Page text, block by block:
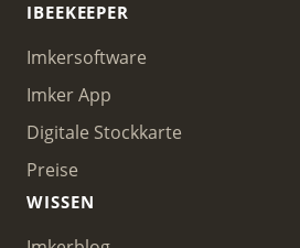
IBEEKEEPER
Imkersoftware
Imker App
Digitale Stockkarte
Preise
WISSEN